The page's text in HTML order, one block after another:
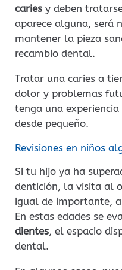
caries y deben
aparece alguna, será
mantener la pieza
recambio dental.
Tratar una caries a
dolor y problemas
tenga una
desde pequeño.
Revisiones en niños
Si tu hijo ya ha
dentición, la visita al
igual de importante,
En estas edades se
dientes, el espacio
dental.